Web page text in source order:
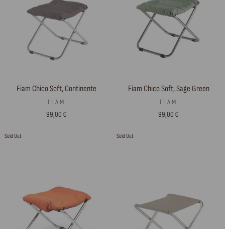
Fiam Chico Soft, Continente
FIAM
99,00 €
Fiam Chico Soft, Sage Green
FIAM
99,00 €
Sold Out Sold Out